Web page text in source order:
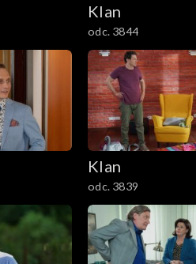
101–200
1–100
Klan
odc. 3844
Klan
odc. 3839